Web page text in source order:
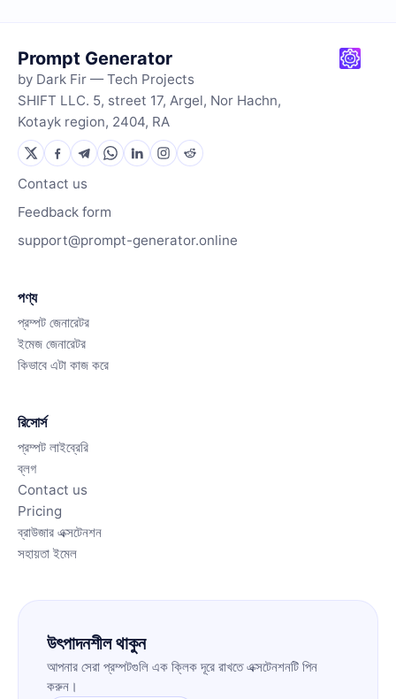
Prompt Generator
by Dark Fir — Tech Projects
SHIFT LLC. 5, street 17, Argel, Nor Hachn,
Kotayk region, 2404, RA
Contact us
Feedback form
support@prompt-generator.online
পণ্য
প্রম্পট জেনারেটর
ইমেজ জেনারেটর
কিভাবে এটা কাজ করে
রিসোর্স
প্রম্পট লাইব্রেরি
ব্লগ
Contact us
Pricing
ব্রাউজার এক্সটেনশন
সহায়তা ইমেল
উৎপাদনশীল থাকুন
আপনার সেরা প্রম্পটগুলি এক ক্লিক দূরে রাখতে এক্সটেনশনটি পিন
করুন।